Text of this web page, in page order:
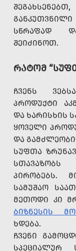
ᲡᲬᲠᲐᲤᲐᲓ
ᲨᲔᲘᲫᲘᲜᲝᲗ.
ᲠᲐᲢᲝᲛ
ᲩᲕᲔᲜᲡ
ᲞᲠᲝᲓᲣᲥᲢᲘ
ᲓᲐ ᲮᲐᲠᲘᲡᲮᲘᲡ
ᲧᲝᲕᲔᲚᲘ
ᲓᲐ
ᲡᲣᲤᲗᲐ
ᲡᲗᲐᲕᲐᲖᲝᲑᲡ
ᲞᲘᲠᲝᲑᲔᲑᲡ.
ᲡᲐᲛᲣᲨᲐᲝ
ᲛᲔᲗᲝᲓᲘ ᲙᲘ
ᲑᲘᲖᲜᲔᲡᲘᲡ
ᲮᲓᲔᲑᲐ.
ᲩᲕᲔᲜᲘ
ᲡᲞᲔᲪᲘᲐᲚᲣᲠ